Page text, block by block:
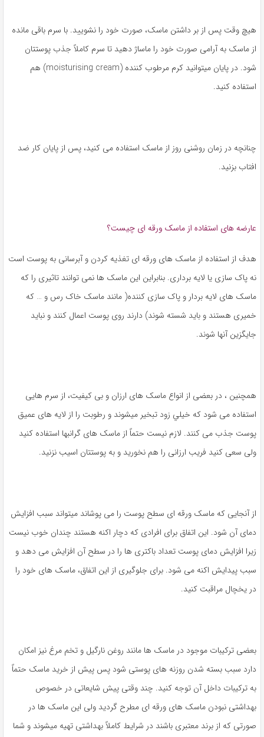
هیچ وقت پس از بر داشتن ماسک، صورت خود را نشویید. با سرم باقی مانده
از ماسک به آرامی صورت خود را ماساژ دهید تا سرم کاملاً جذب پوستتان
شود. در پایان میتوانید کرم مرطوب کننده (moisturising cream) هم
استفاده کنید.
چنانچه در زمان روشنی روز از ماسک استفاده می کنید، پس از پایان کار ضد
افتاب بزنید.
عارضه های استفاده از ماسک ورقه ای چیست؟
هدف از استفاده از ماسک های ورقه ای تغذیه کردن و آبرسانی به پوست است
نه پاک سازی یا لایه برداری. بنابراین این ماسک ها نمی توانند تاثیری را که
ماسک های لایه بردار و پاک سازی کننده( مانند ماسک خاک رس و … که
خمیری هستند و باید شسته شوند) دارند روی پوست اعمال کنند و نباید
جایگزین آنها شوند.
همچنین ، در بعضی از انواع ماسک های ارزان و بی کیفیت، از سرم هایی
استفاده می شود که خيلي زود تبخیر میشوند و رطوبت را از لایه های عمیق
پوست جذب می کنند. لازم نیست حتماً از ماسک های گرانبها استفاده کنید
ولی سعی کنید فریب ارزانی را هم نخورید و به پوستتان اسیب نزنید.
از آنجایی که ماسک ورقه ای سطح پوست را می پوشاند میتواند سبب افزایش
دمای آن شود. این اتفاق برای افرادی که دچار اکنه هستند چندان خوب نیست
زیرا افزایش دمای پوست تعداد باکتری ها را در سطح آن افزایش می دهد و
سبب پیدایش اکنه می شود. برای جلوگیری از این اتفاق، ماسک های خود را
در یخچال مراقبت کنید.
بعضی ترکیبات موجود در ماسک ها مانند روغن نارگیل و تخم مرغ نیز امکان
دارد سبب بسته شدن روزنه های پوستی شود پس پیش از خرید ماسک حتماً
به ترکیبات داخل آن توجه کنید. چند وقتی پیش شایعاتی در خصوص
بهداشتی نبودن ماسک های ورقه ای مطرح گردید ولی این ماسک ها در
صورتی که از برند معتبری باشند در شرایط کاملاً بهداشتی تهیه میشوند و شما